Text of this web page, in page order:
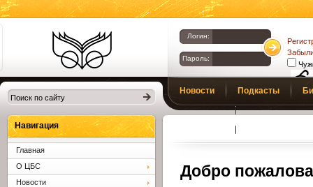
Библиотеки
Клина. Клинская
ЦБС.
Логин:
Пароль:
Новости Подкасты
Добро
Навигация
Главная
О ЦБС
Новости